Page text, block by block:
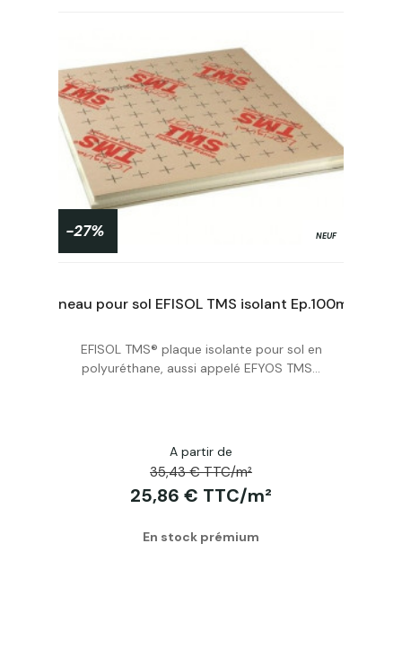
Acheter
-27% NEUF
EFISOL TMS® plaque isolante pour sol en
polyuréthane, aussi appelé EFYOS TMS...
A partir de
35,43 € TTC/m²
25,86 € TTC/m²
En stock prémium